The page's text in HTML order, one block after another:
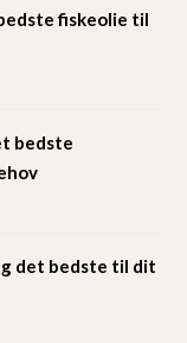
fiskeolie til
bedste
det bedste til dit